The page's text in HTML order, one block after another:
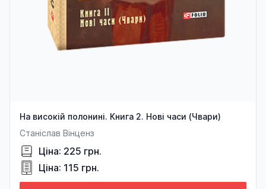
На високій полонині. Книга 2. Нові часи (Чвари)
Станіслав Вінценз
Ціна: 225 грн.
Ціна: 115 грн.